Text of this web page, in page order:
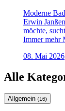
Moderne
Erwin
möchte,
Immer mehr
08. Mai 2026
Alle
Allgemein (16)